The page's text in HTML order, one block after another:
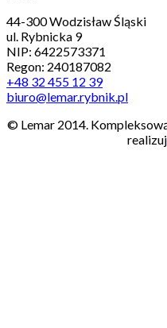
44-300 Wodzisław Śląski
ul. Rybnicka 9
NIP: 6422573371
Regon: 240187082
+48 32 455 12 39
biuro@lemar.rybnik.pl
© Lemar 2014.